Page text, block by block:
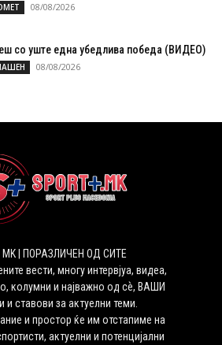
08/08/2026
со уште една убедлива победа (ВИДЕО)
08/08/2026
MK | ПОРАЗЛИЧЕН ОД СИТЕ
вести, многу интервјуа, видеа,
колумни и најважно од сѐ, ВАШИ
и ставови за актуелни теми.
и простор ќе им отстапиме на
актуелни и потенцијални